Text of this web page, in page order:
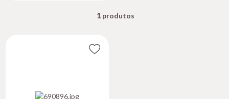
1